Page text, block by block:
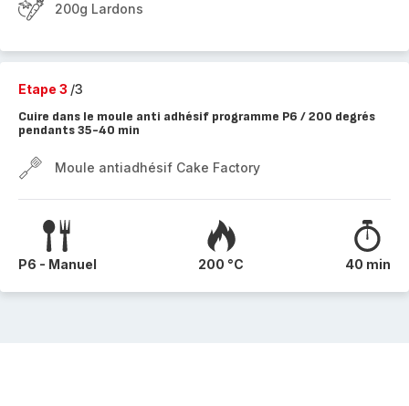
200g Lardons
Etape 3 /3
Cuire dans le moule anti adhésif programme P6 / 200 degrés
pendants 35-40 min
Moule antiadhésif Cake Factory
P6 - Manuel 200 °C 40 min